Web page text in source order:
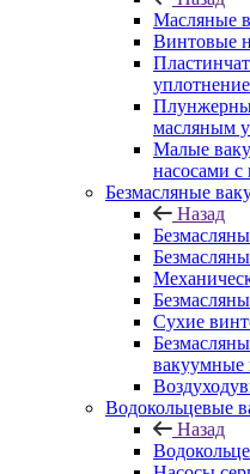
Масляные
Винтовые
масляным
Малые
насосами
Безмасляные
Назад
Сухие
вакуумные
Водокольцевые
Назад